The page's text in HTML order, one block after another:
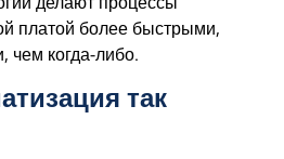
платой более быстрыми,
когда-либо.
так